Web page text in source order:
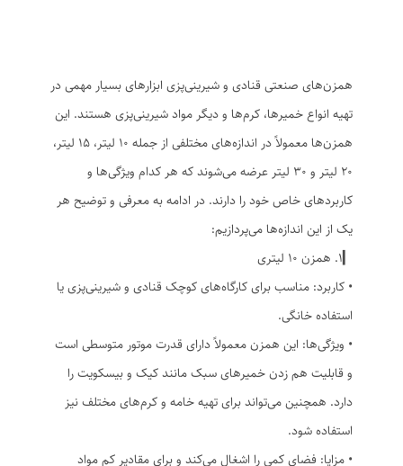
همزن‌های صنعتی قنادی و شیرینی‌پزی ابزارهای بسیار مهمی در
تهیه انواع خمیرها، کرم‌ها و دیگر مواد شیرینی‌پزی هستند. این
همزن‌ها معمولاً در اندازه‌های مختلفی از جمله ۱۰ لیتر، ۱۵ لیتر،
۲۰ لیتر و ۳۰ لیتر عرضه می‌شوند که هر کدام ویژگی‌ها و
کاربردهای خاص خود را دارند. در ادامه به معرفی و توضیح هر
یک از این اندازه‌ها می‌پردازیم:
• کاربرد: مناسب برای کارگاه‌های کوچک قنادی و شیرینی‌پزی یا
استفاده خانگی.
• ویژگی‌ها: این همزن معمولاً دارای قدرت موتور متوسطی است
و قابلیت هم زدن خمیرهای سبک مانند کیک و بیسکویت را
دارد. همچنین می‌تواند برای تهیه خامه و کرم‌های مختلف نیز
استفاده شود.
• مزایا: فضای کمی را اشغال می‌کند و برای مقادیر کم مواد